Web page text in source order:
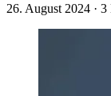
26. August 2024 ·